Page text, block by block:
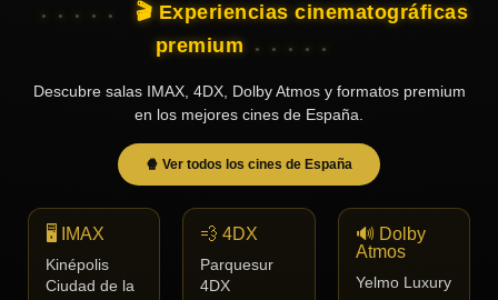
🎬 Experiencias cinematográficas
premium
Descubre salas IMAX, 4DX, Dolby Atmos y formatos premium
en los mejores cines de España.
🍿 Ver todos los cines de España
🖥️ IMAX
Kinépolis
Ciudad de la
💨 4DX
Parquesur
4DX
🔊 Dolby
Atmos
Yelmo Luxury